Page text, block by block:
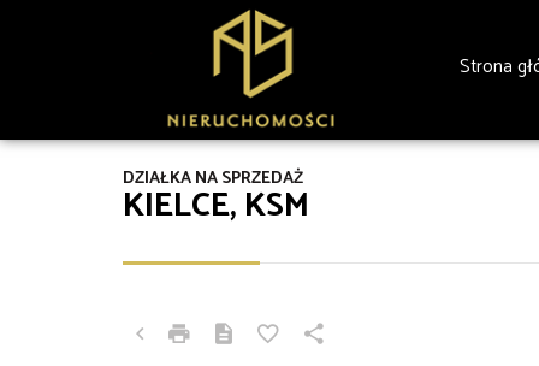
Strona
KIELCE, KSM
DZIAŁKA NA SPRZEDAŻ